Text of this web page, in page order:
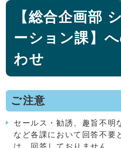
【総合企画部
ーション課】
わせ
ご注意
セールス・勧誘、趣旨不明
など各課において回答不要